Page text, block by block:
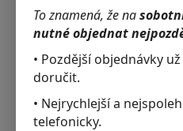
To znamená, že na
nutné objednat
• Pozdější objednávky
doručit.
• Nejrychlejší a
telefonicky.